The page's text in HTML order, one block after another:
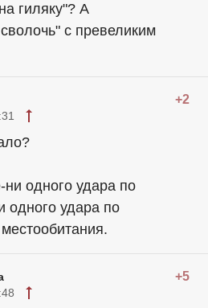
гиляку"? А
с превеликим
+2
одного удара по
одного удара по
+5